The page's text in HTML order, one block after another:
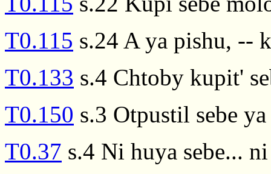
T0.115 s.24 A ya pishu, --
T0.133 s.4 Chtoby kupit'
T0.150 s.3 Otpustil sebe
T0.37 s.4 Ni huya sebe...